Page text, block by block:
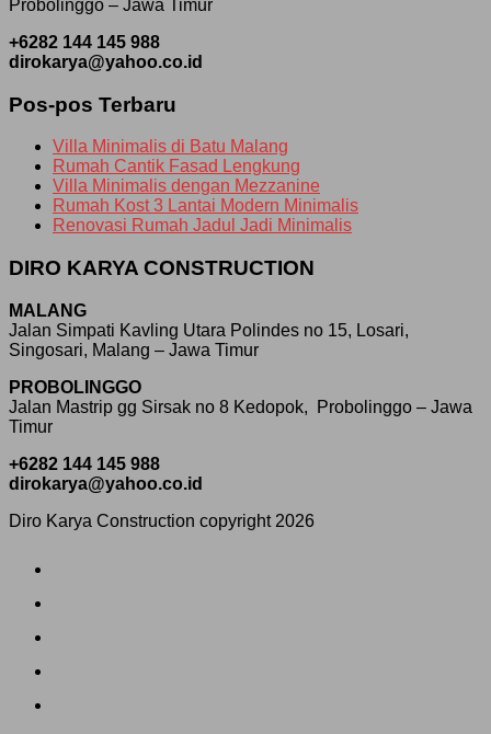
Probolinggo – Jawa Timur
+6282 144 145 988
dirokarya@yahoo.co.id
Pos-pos Terbaru
Villa Minimalis di Batu Malang
Rumah Cantik Fasad Lengkung
Villa Minimalis dengan Mezzanine
Rumah Kost 3 Lantai Modern Minimalis
Renovasi Rumah Jadul Jadi Minimalis
DIRO KARYA CONSTRUCTION
MALANG
Jalan Simpati Kavling Utara Polindes no 15, Losari,
Singosari, Malang – Jawa Timur
PROBOLINGGO
Jalan Mastrip gg Sirsak no 8 Kedopok, Probolinggo – Jawa
Timur
+6282 144 145 988
dirokarya@yahoo.co.id
Diro Karya Construction copyright 2026